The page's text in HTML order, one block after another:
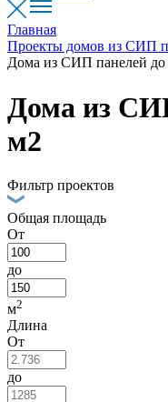
Главная
Проекты домов из СИП
Дома из СИП панелей до
Дома из
м2
Фильтр проектов
Общая площадь
От
до
м2
Длина
От
до